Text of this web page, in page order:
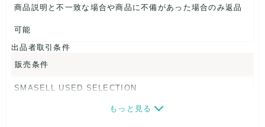
なし
商品説明と不一致な場合や商品に不備があった場合のみ返品
可能
出品者取引条件
販売条件
SMASELL USED SELECTION
画像ダウンロードなので、転売にも最適♪
もっと見る